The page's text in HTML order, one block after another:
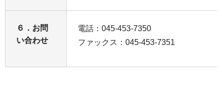
６．お問
い合わせ
電話：045-453-7350
ファックス：045-453-7351